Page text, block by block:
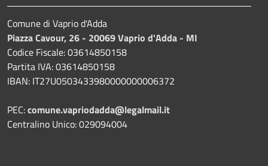
Comune di Vaprio d'Adda
Piazza Cavour, 26 - 20069 Vaprio d'Adda - MI
Codice Fiscale: 03614850158
Partita IVA: 03614850158
IBAN: IT27U0503433980000000006372
PEC:comune.vapriodadda@legalmail.it
Centralino Unico: 029094004